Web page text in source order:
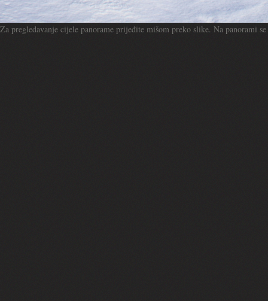
Za pregledavanje cijele panorame prijeđite mišom preko slike. Na panorami